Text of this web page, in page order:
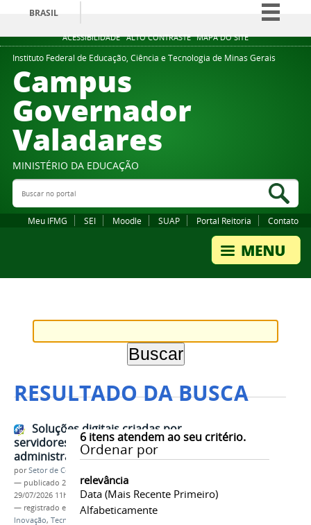
ACESSIBILIDADE ALTO CONTRASTE MAPA DO SITE
BRASIL
Simplifique!
Comunica BR
Instituto Federal de Educação, Ciência e Tecnologia de Minas Gerais
Campus
Governador
Valadares
MINISTÉRIO DA EDUCAÇÃO
Buscar no portal
Meu IFMG SEI Moodle SUAP Portal Reitoria Contato
RESULTADO DA BUSCA
6itens atendem ao seu critério.
Ordenar por
relevância
Data (mais Recente Primeiro)
Alfabeticamente
Soluções digitais criadas por
servidores otimizam rotinas
administrativas no IFMG
porSetor de Comunicação
— publicado 29/07/2026—última modificação
29/07/2026 11h37
— registrado em:
Gestão Pública,Proap,
Inovação, Tecnologia